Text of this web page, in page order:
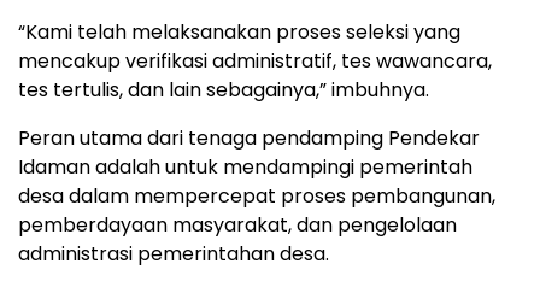
“Kami telah melaksanakan proses seleksi yang
mencakup verifikasi administratif, tes wawancara,
tes tertulis, dan lain sebagainya,” imbuhnya.
Peran utama dari tenaga pendamping Pendekar
Idaman adalah untuk mendampingi pemerintah
desa dalam mempercepat proses pembangunan,
pemberdayaan masyarakat, dan pengelolaan
administrasi pemerintahan desa.